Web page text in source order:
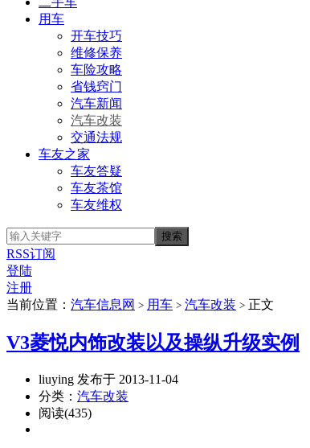
用车
开车技巧
维修保养
车险攻略
省钱窍门
汽车新闻
汽车改装
交通法规
车友之家
车友答疑
车友茶馆
车友维权
RSS订阅
登陆
注册
当前位置： 汽车信息网 > 用车 > 汽车改装 > 正文
V3菱悦内饰改装以及操纵升级实例
liuying 发布于 2013-11-04
分类： 汽车改装
阅读(435)